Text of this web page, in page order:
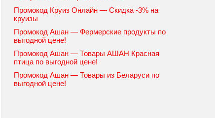
Промокод Круиз Онлайн — Скидка -3% на
круизы
Промокод Ашан — Фермерские продукты по
выгодной цене!
Промокод Ашан — Товары АШАН Красная
птица по выгодной цене!
Промокод Ашан — Товары из Беларуси по
выгодной цене!